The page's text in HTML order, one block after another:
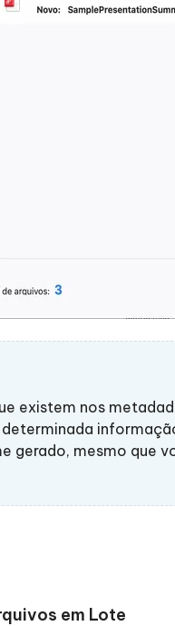
existem nos
gerado, mesmo que
em Lote